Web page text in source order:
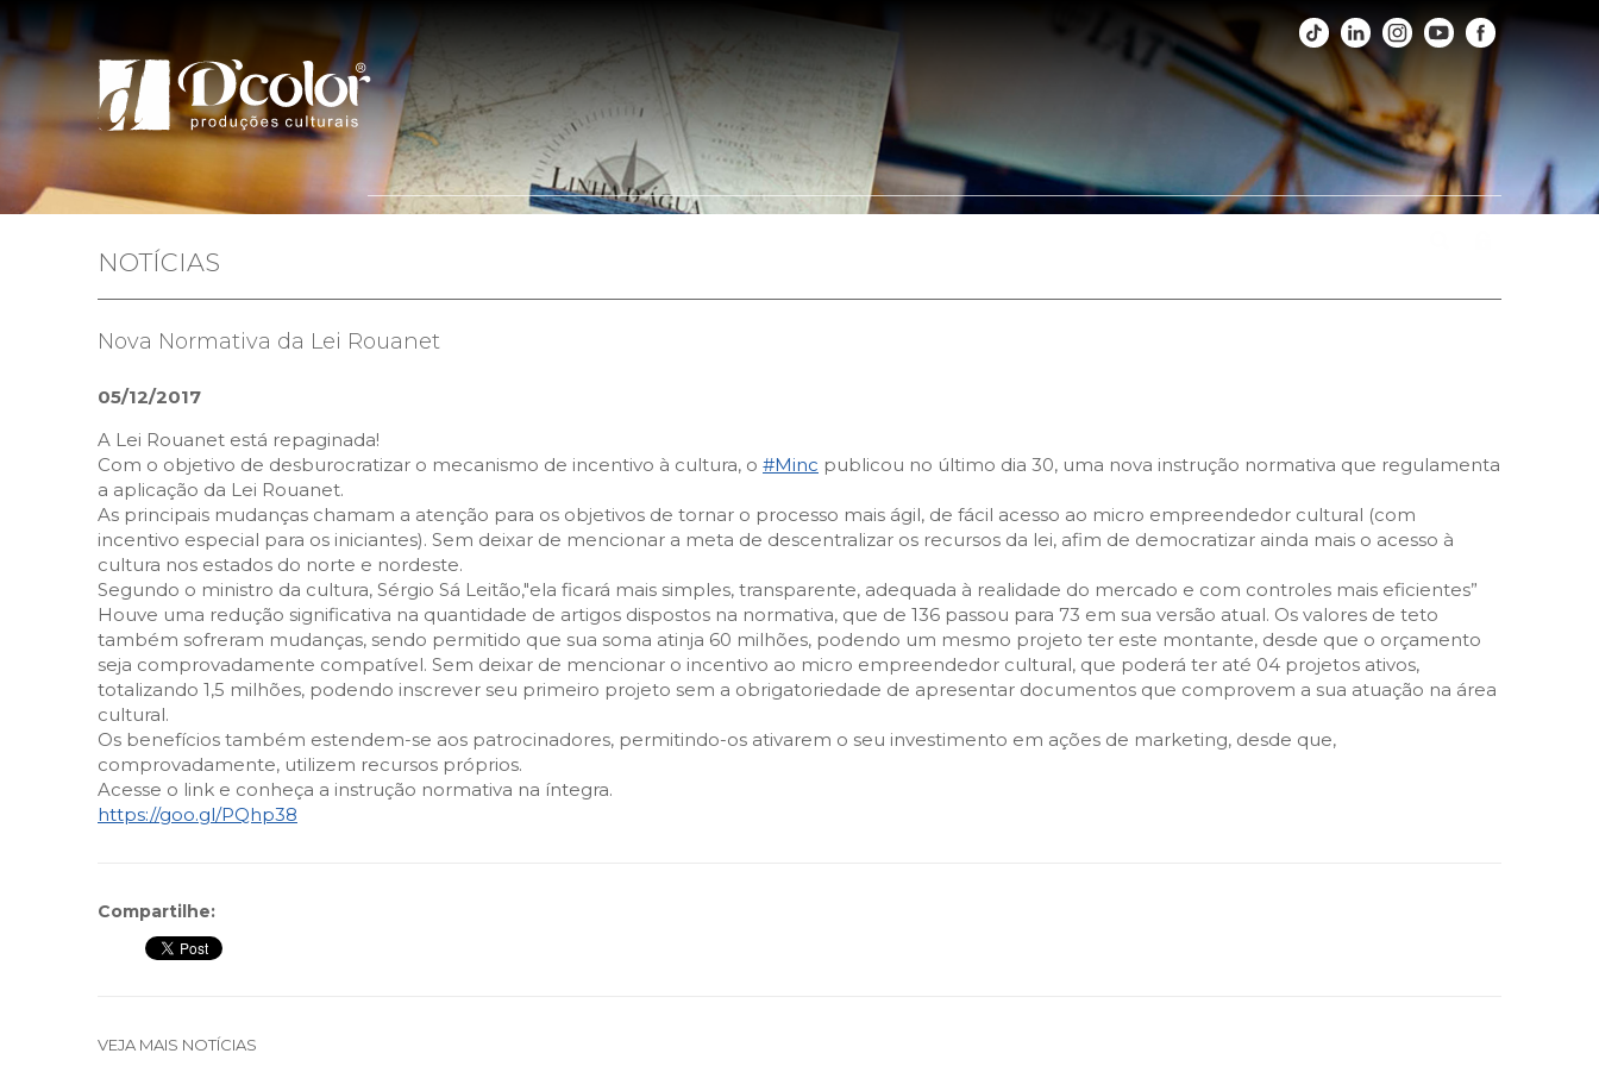
NOTÍCIAS
Nova Normativa da Lei Rouanet
05/12/2017
A Lei Rouanet está repaginada!
Com o objetivo de desburocratizar o mecanismo de incentivo à cultura, o #Minc publicou no último dia 30, uma nova instrução normativa que regulamenta
a aplicação da Lei Rouanet.
As principais mudanças chamam a atenção para os objetivos de tornar o processo mais ágil, de fácil acesso ao micro empreendedor cultural (com
incentivo especial para os iniciantes). Sem deixar de mencionar a meta de descentralizar os recursos da lei, afim de democratizar ainda mais o acesso à
cultura nos estados do norte e nordeste.
Segundo o ministro da cultura, Sérgio Sá Leitão,"ela ficará mais simples, transparente, adequada à realidade do mercado e com controles mais eficientes”
Houve uma redução significativa na quantidade de artigos dispostos na normativa, que de 136 passou para 73 em sua versão atual. Os valores de teto
também sofreram mudanças, sendo permitido que sua soma atinja 60 milhões, podendo um mesmo projeto ter este montante, desde que o orçamento
seja comprovadamente compatível. Sem deixar de mencionar o incentivo ao micro empreendedor cultural, que poderá ter até 04 projetos ativos,
totalizando 1,5 milhões, podendo inscrever seu primeiro projeto sem a obrigatoriedade de apresentar documentos que comprovem a sua atuação na área
cultural.
Os benefícios também estendem-se aos patrocinadores, permitindo-os ativarem o seu investimento em ações de marketing, desde que,
comprovadamente, utilizem recursos próprios.
Acesse o link e conheça a instrução normativa na íntegra.
https://goo.gl/PQhp38
Compartilhe:
VEJA MAIS NOTÍCIAS